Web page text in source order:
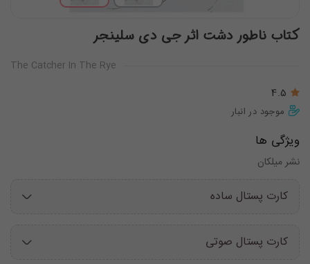
کتاب ناطور دشت اثر جی دی سلینجر
The Catcher In The Rye
4.5
موجود در انبار
ویژگی ها
نشر میلکان
کارت پستال ساده
کارت پستال صوتی